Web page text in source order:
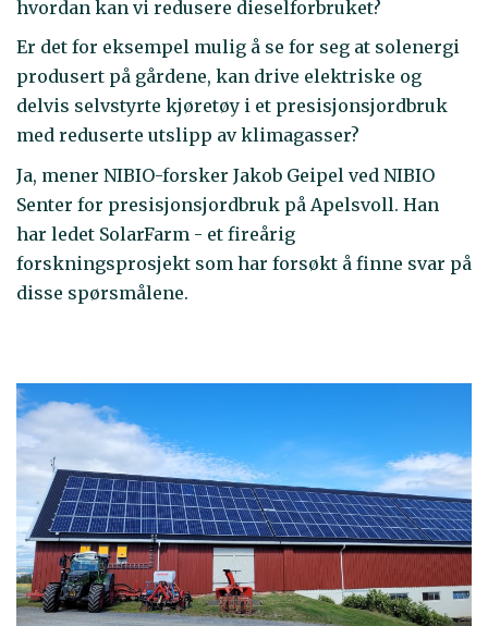
hvordan kan vi redusere dieselforbruket?
Er det for eksempel mulig å se for seg at solenergi
produsert på gårdene, kan drive elektriske og
delvis selvstyrte kjøretøy i et presisjonsjordbruk
med reduserte utslipp av klimagasser?
Ja, mener NIBIO-forsker Jakob Geipel ved NIBIO
Senter for presisjonsjordbruk på Apelsvoll. Han
har ledet SolarFarm - et fireårig
forskningsprosjekt som har forsøkt å finne svar på
disse spørsmålene.